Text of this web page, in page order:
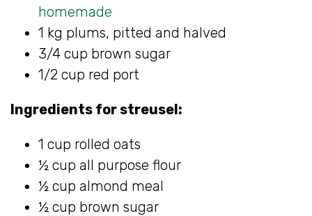
homemade
1 kg plums, pitted and halved
3/4 cup brown sugar
1/2 cup red port
Ingredients for streusel:
1 cup rolled oats
½ cup all purpose flour
½ cup almond meal
½ cup brown sugar